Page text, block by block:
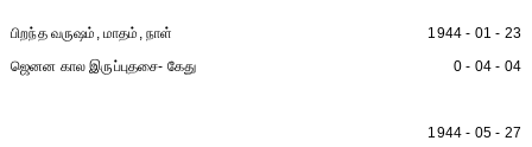
பிறந்த வருஷம், மாதம், நாள்
1944 - 01 - 23
ஜெனன கால இருப்புதசை- கேது
0 - 04 - 04
1944 - 05 - 27